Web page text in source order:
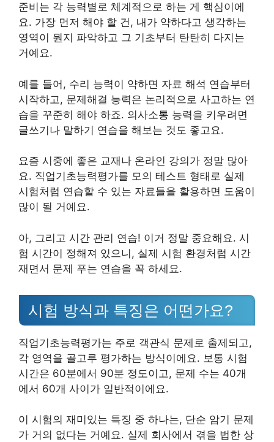
준비는 각 능력별로 체계적으로 하는 게 핵심이에
요. 가장 먼저 해야 할 건, 내가 약하다고 생각하는
영역이 뭔지 파악하고 그 기초부터 탄탄히 다지는
거예요.
예를 들어, 수리 능력이 약하면 자료 해석 연습부터
시작하고, 문제해결 능력은 논리적으로 사고하는 연
습을 꾸준히 해야 하죠. 의사소통 능력을 키우려면
글쓰기나 말하기 연습을 해보는 것도 좋고요.
요즘 시중에 좋은 교재나 온라인 강의가 정말 많아
요. 직업기초능력평가를 모의 테스트 형태로 실제
시험처럼 연습할 수 있는 자료들을 활용하면 도움이
많이 될 거예요.
아, 그리고 시간 관리 연습! 이거 정말 중요해요. 시
험 시간이 정해져 있으니, 실제 시험 환경처럼 시간
재면서 문제 푸는 연습을 꼭 하세요.
시험 방식과 특징은 어떤가요?
직업기초능력평가는 주로 객관식 문제로 출제되고,
각 영역을 골고루 평가하는 방식이에요. 보통 시험
시간은 60분에서 90분 정도이고, 문제 수는 40개
에서 60개 사이가 일반적이에요.
이 시험의 재미있는 특징 중 하나는, 단순 암기 문제
가 거의 없다는 거예요. 실제 회사에서 겪을 법한 상